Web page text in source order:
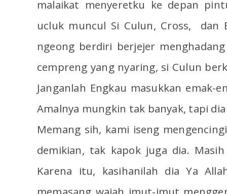
malaikat menyeretku ke depan
ucluk muncul Si Culun, Cross, dan
ngeong berdiri berjejer
cempreng yang nyaring, si Culun
Janganlah Engkau masukkan emak-
Amalnya mungkin tak banyak, tapi
Memang sih, kami iseng
demikian, tak kapok juga dia.
Karena itu, kasihanilah dia Ya